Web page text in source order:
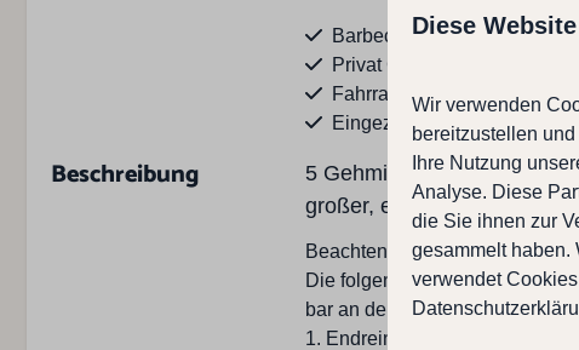
Barbecue
Privat Garten
Fahrradkeller
Eingezäunte Garten
Sonnenschirm
Parkplatz anzahl Auto's : 2
Parkplatz (privat)
Terrasse
Gartenmöbel
Nach Süden ausgerichteten
Beschreibung
5 Gehminuten vom Strand
großer, eingezäunter
Beachten Sie, zusätzliche
Die folgenden Kosten sind
bar an den Schlüsselhalter des
1. Endreinigung 85 Euro
Diese
Wir verwenden
bereitzustellen
Ihre Nutzung
Analyse. Diese
die Sie ihnen zur
gesammelt haben.
verwendet